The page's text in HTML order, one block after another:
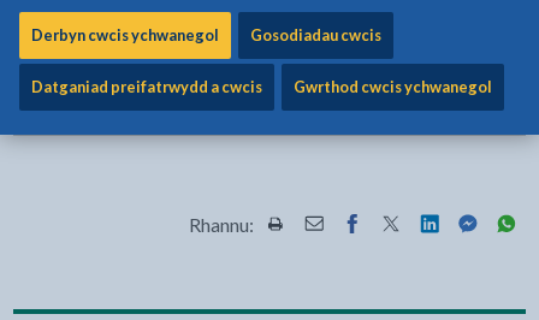
Derbyn cwcis ychwanegol Gosodiadau cwcis
Datganiad preifatrwydd a cwcis Gwrthod cwcis ychwanegol
Lawrlwytho:
Nodyn Preifatrwydd - Brechlyn Covid-19
Rhannu: Rhannwch y dudalen hon wrth
Rhannwch y dudalen hon
Rhannwch y dudalen
Rhannwch y
Rhannwch y